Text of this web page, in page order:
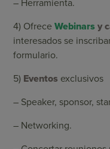
– Herramienta.
4) Ofrece Webinars y
interesados se
formulario.
5) Eventos exclusivos
– Speaker, sponsor,
– Networking.